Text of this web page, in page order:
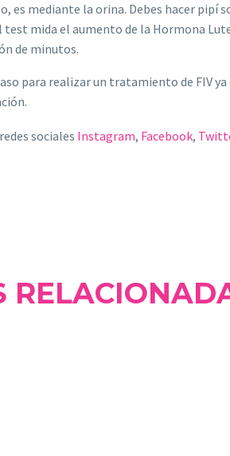
es mediante la orina. Debes hacer pipí
test mida el aumento de la Hormona
de minutos.
para realizar un tratamiento de FIV
sociales Instagram, Facebook,